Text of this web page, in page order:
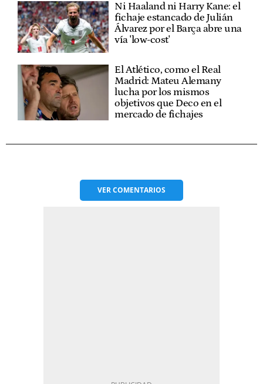
Ni Haaland ni Harry Kane: el
fichaje estancado de Julián
Álvarez por el Barça abre una
vía 'low-cost'
El Atlético, como el Real
Madrid: Mateu Alemany
lucha por los mismos
objetivos que Deco en el
mercado de fichajes
VERCOMENTARIOS